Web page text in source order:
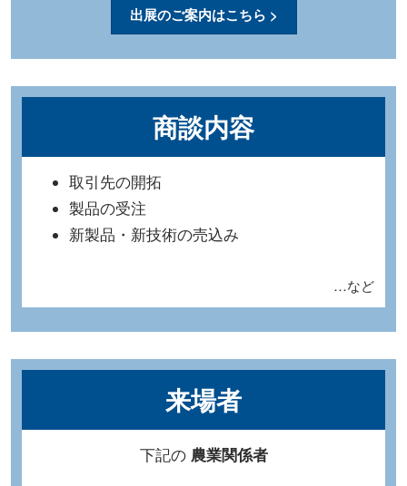
出展のご案内はこちら >
商談内容
取引先の開拓
製品の受注
新製品・新技術の売込み
…など
来場者
下記の 農業関係者